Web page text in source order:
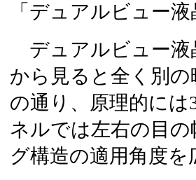
「デュアルビュー
デュアルビュー液
から見ると全く別
の通り、原理的に
ネルでは左右の目
グ構造の適用角度を